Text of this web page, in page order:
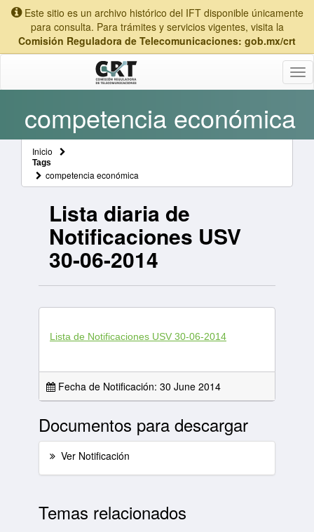
Este sitio es un archivo histórico del IFT disponible únicamente
para consulta. Para trámites y servicios vigentes, visita la
Comisión Reguladora de Telecomunicaciones: gob.mx/crt
competencia económica
Inicio
Tags
competencia económica
Lista diaria de
Notificaciones USV
30-06-2014
Lista de Notificaciones USV 30-06-2014
Fecha de Notificación: 30 June 2014
Documentos para descargar
Ver Notificación
Temas relacionados